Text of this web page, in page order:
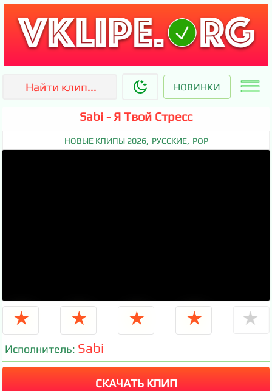
НОВИНКИ
Sabi - Я Твой Стресс
НОВЫЕ КЛИПЫ 2026, РУССКИЕ, POP
★ ★ ★ ★ ★
Исполнитель: Sabi
СКАЧАТЬ КЛИП